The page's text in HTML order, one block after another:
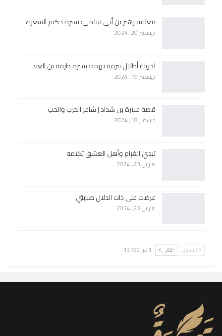
معلقة زهير بن أبي سلمى: سيرة حكيم الشعراء
ديسمبر 20, 2024
لخولة أطلال ببرقة ثهمد: سيرة طرفة بن العبد
ديسمبر 19, 2024
قصة عنترة بن شداد | شاعر الحرب والحب
ديسمبر 18, 2024
تبدي الغرام وأهل العشق تكتمه
مارس 23, 2024
عرضت على ذات الدلال صبابتي
مارس 23, 2024
السابق التالي 1 من 13٬790